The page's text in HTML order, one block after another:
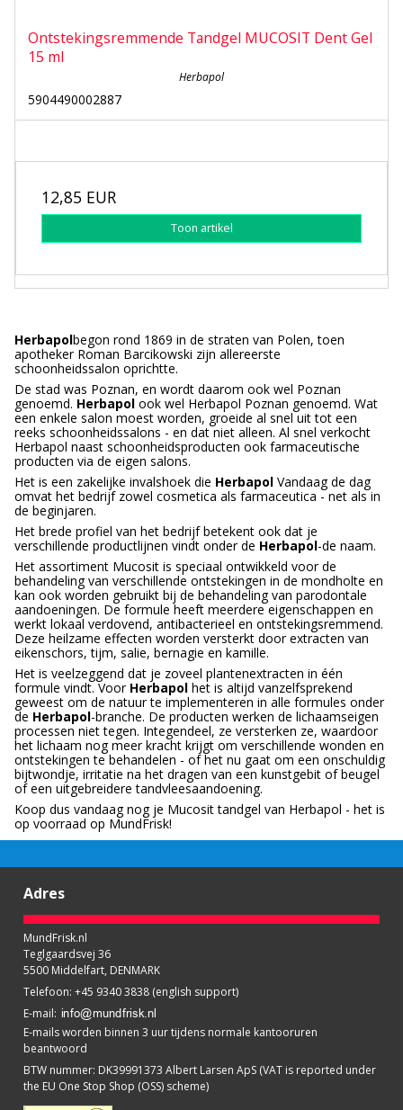
Ontstekingsremmende Tandgel MUCOSIT Dent Gel
15 ml
Herbapol
5904490002887
12,85 EUR
Toon artikel
Herbapolbegon rond 1869 in de straten van Polen, toen
apotheker Roman Barcikowski zijn allereerste
schoonheidssalon oprichtte.
De stad was Poznan, en wordt daarom ook wel Poznan
genoemd. Herbapol ook wel Herbapol Poznan genoemd. Wat
een enkele salon moest worden, groeide al snel uit tot een
reeks schoonheidssalons - en dat niet alleen. Al snel verkocht
Herbapol naast schoonheidsproducten ook farmaceutische
producten via de eigen salons.
Het is een zakelijke invalshoek die Herbapol Vandaag de dag
omvat het bedrijf zowel cosmetica als farmaceutica - net als in
de beginjaren.
Het brede profiel van het bedrijf betekent ook dat je
verschillende productlijnen vindt onder de Herbapol-de naam.
Het assortiment Mucosit is speciaal ontwikkeld voor de
behandeling van verschillende ontstekingen in de mondholte en
kan ook worden gebruikt bij de behandeling van parodontale
aandoeningen. De formule heeft meerdere eigenschappen en
werkt lokaal verdovend, antibacterieel en ontstekingsremmend.
Deze heilzame effecten worden versterkt door extracten van
eikenschors, tijm, salie, bernagie en kamille.
Het is veelzeggend dat je zoveel plantenextracten in één
formule vindt. Voor Herbapol het is altijd vanzelfsprekend
geweest om de natuur te implementeren in alle formules onder
de Herbapol-branche. De producten werken de lichaamseigen
processen niet tegen. Integendeel, ze versterken ze, waardoor
het lichaam nog meer kracht krijgt om verschillende wonden en
ontstekingen te behandelen - of het nu gaat om een onschuldig
bijtwondje, irritatie na het dragen van een kunstgebit of beugel
of een uitgebreidere tandvleesaandoening.
Koop dus vandaag nog je Mucosit tandgel van Herbapol - het is
op voorraad op MundFrisk!
Adres
MundFrisk.nl
Teglgaardsvej 36
5500 Middelfart, DENMARK
Telefoon: +45 9340 3838 (english support)
E-mail:
E-mails worden binnen 3 uur tijdens normale kantooruren
beantwoord
BTW nummer: DK39991373 Albert Larsen ApS (VAT is reported under
the EU One Stop Shop (OSS) scheme)